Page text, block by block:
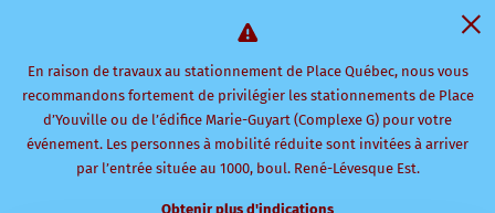
En raison de travaux au stationnement de Place Québec, nous vous
recommandons fortement de privilégier les stationnements de Place
d’Youville ou de l’édifice Marie-Guyart (Complexe G) pour votre
événement. Les personnes à mobilité réduite sont invitées à arriver
par l’entrée située au 1000, boul. René-Lévesque Est.
Obtenir plus d'indications